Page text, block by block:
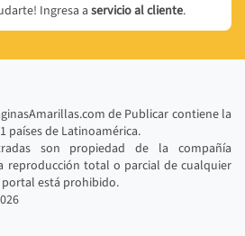
Ingresa a servicio al cliente.
de Publicar contiene la
países de Latinoamérica.
son propiedad de la compañía
reproducción total o parcial de cualquier
está prohibido.